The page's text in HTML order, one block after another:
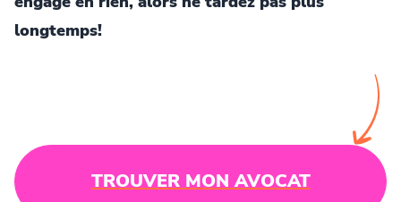
longtemps!
TROUVER MON AVOCAT